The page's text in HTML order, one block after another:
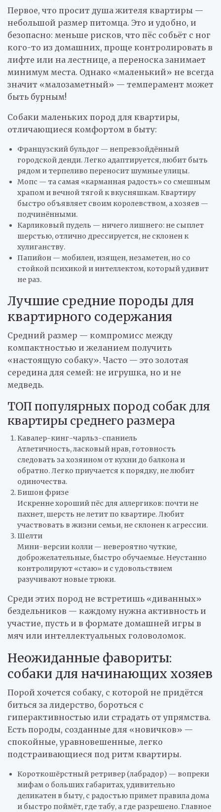
Первое, что просит душа жителя квартиры —
небольшой размер питомца. Это и удобно, и
безопасно: меньше рисков, что пёс собьёт с ног
кого-то из домашних, проще контролировать в
лифте или на лестнице, а переноска занимает
минимум места. Однако «маленький» не всегда
значит «малозаметный» — темперамент может
быть бурным!
Собаки маленьких пород для квартиры,
отличающиеся комфортом в быту:
Французский бульдог — непревзойдённый
городской денди. Легко адаптируется, любит быть
рядом и терпеливо переносит шумные улицы.
Мопс — та самая «карманная радость» со смешным
храпом и вечной тягой к вкусняшкам. Квартиру
быстро объявляет своим королевством, а хозяев —
подчинёнными.
Карликовый пудель — ничего лишнего: не сыплет
шерстью, отлично дрессируется, не склонен к
хулиганству.
Папийон — мобилен, изящен, незаметен, но со
стойкой психикой и интеллектом, который удивит
не раз.
Лучшие средние породы для
квартирного содержания
Средний размер — компромисс между
компактностью и желанием получить
«настоящую собаку». Часто — это золотая
середина для семей: не игрушка, но и не
медведь.
ТОП популярных пород собак для
квартиры среднего размера
Кавалер-кинг-чарльз-спаниель
Атлетичность, ласковый нрав, готовность
следовать за хозяином от кухни до балкона и
обратно. Легко приучается к порядку, не любит
одиночества.
Бишон фризе
Искренне хороший пёс для аллергиков: почти не
пахнет, шерсть не летит по квартире. Любит
участвовать в жизни семьи, не склонен к агрессии.
Шелти
Мини-версии колли — невероятно чуткие,
доброжелательные, быстро обучаемые. Неустанно
контролируют «стаю» и с удовольствием
разучивают новые трюки.
Среди этих пород не встретишь «диванных»
бездельников — каждому нужна активность и
участие, пусть и в формате домашней игры в
мяч или интеллектуальных головоломок.
Неожиданные фавориты:
собаки для начинающих хозяев
Порой хочется собаку, с которой не придётся
биться за лидерство, бороться с
гиперактивностью или страдать от упрямства.
Есть породы, созданные для «новичков» —
спокойные, уравновешенные, легко
подстраивающиеся под ритм квартиры.
Короткошёрстный ретривер (лабрадор) — вопреки
мифам о больших габаритах, удивительно
деликатен в быту, с радостью примет правила дома
и быстро поймёт, где табу, а где разрешено. Главное